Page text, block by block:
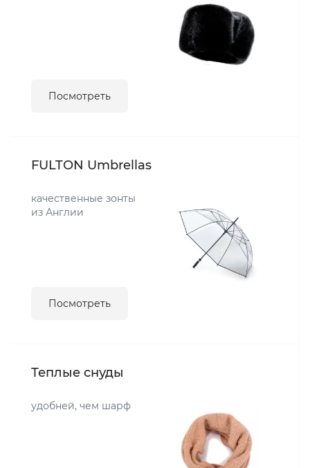
Посмотреть
FULTON Umbrellas
качественные зонты
из Англии
Посмотреть
Теплые снуды
удобней, чем шарф